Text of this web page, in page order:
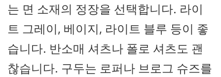
는 면 소재의 정장을 선택합니다. 라이
트 그레이, 베이지, 라이트 블루 등이 좋
습니다. 반소매 셔츠나 폴로 셔츠도 괜
찮습니다. 구두는 로퍼나 브로그 슈즈를